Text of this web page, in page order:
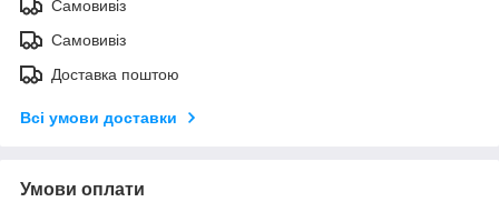
Самовивіз
Самовивіз
Доставка поштою
Всі умови доставки
Умови оплати